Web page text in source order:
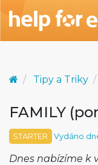
Tipy a Triky
FAMILY
STARTER Vydáno
Dnes nabízíme k